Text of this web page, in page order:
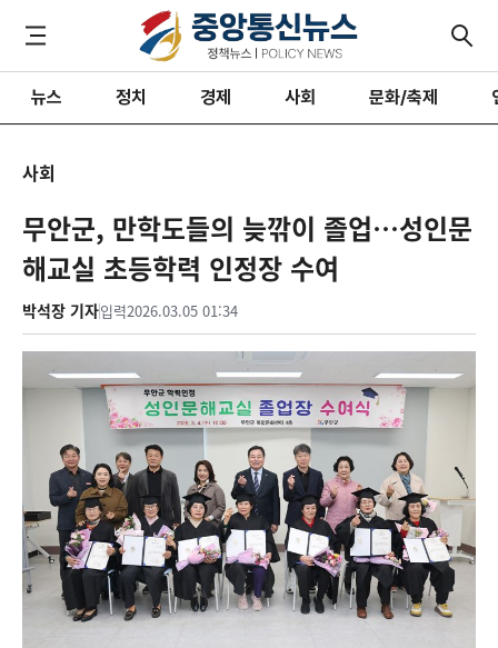
뉴스 정치 경제 사회 문화/축제
사회
무안군, 만학도들의 늦깎이 졸업…성인문
해교실 초등학력 인정장 수여
박석장 기자입력2026.03.05 01:34